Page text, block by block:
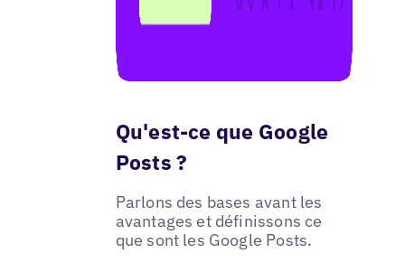
Qu'est-ce que Google
Posts ?
Parlons des bases avant les
avantages et définissons ce
que sont les Google Posts.